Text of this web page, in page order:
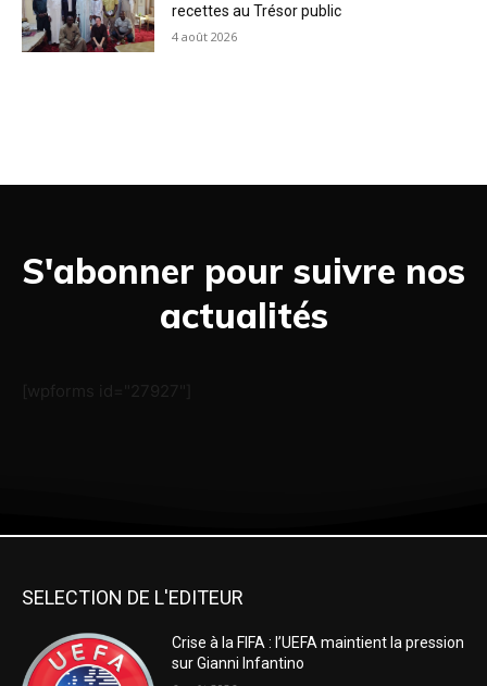
recettes au Trésor public
4 août 2026
S'abonner pour suivre nos
actualités
[wpforms id="27927"]
SELECTION DE L'EDITEUR
Crise à la FIFA : l’UEFA maintient la pression
sur Gianni Infantino